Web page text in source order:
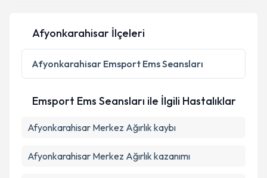
Kişisel verilerimin işlenmesine ilişkinAydınlatma
Metni
'ni okudum ve kişisel verilerimin belirtilen
kapsamda işlenmesini kabul ediyorum.
Takvim Talebini Gönder
Afyonkarahisar İlçeleri
Afyonkarahisar Emsport Ems Seansları
Emsport Ems Seansları ile İlgili Hastalıklar
Afyonkarahisar Merkez Ağırlık kaybı
Afyonkarahisar Merkez Ağırlık kazanımı